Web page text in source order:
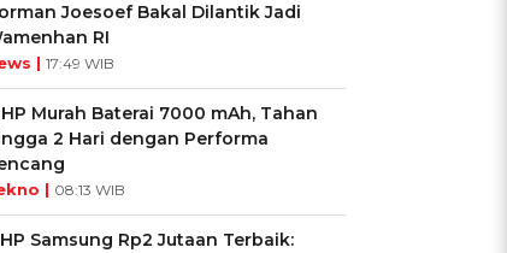
Joesoef Bakal Dilantik Jadi
RI
| 17:49 WIB
Murah Baterai 7000 mAh, Tahan
2 Hari dengan Performa
| 08:13 WIB
Samsung Rp2 Jutaan Terbaik: